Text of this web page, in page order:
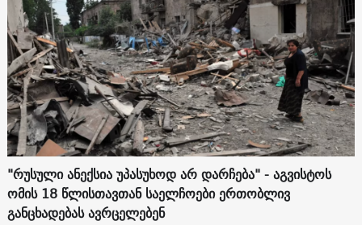
"რუსული ანექსია უპასუხოდ არ დარჩება" - აგვისტოს
ომის 18 წლისთავთან საელჩოები ერთობლივ
განცხადებას ავრცელებენ